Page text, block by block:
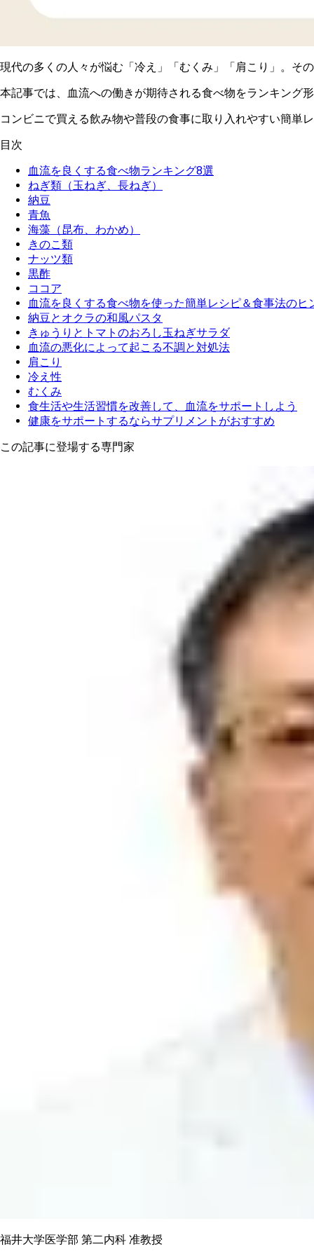
現代の多くの人々が悩む「冷え」「むくみ」「肩こり」。そ
本記事では、血流への働きが期待される食べ物をランキング
コンビニで買える飲み物や普段の食事に取り入れやすい簡単
目次
血流を良くする食べ物ランキング8選
ねぎ類（玉ねぎ、長ねぎ）
納豆
青魚
海藻（昆布、わかめ）
きのこ類
ナッツ類
黒酢
ココア
血流を良くする食べ物を使った簡単レシピ＆食事法のヒ
納豆とオクラの和風パスタ
きゅうりとトマトのおろし玉ねぎサラダ
血流の悪化によって起こる不調と対処法
肩こり
冷え性
むくみ
食生活や生活習慣を改善して、血流をサポートしよう
健康をサポートするならサプリメントがおすすめ
この記事に登場する専門家
福井大学医学部 第二内科 准教授